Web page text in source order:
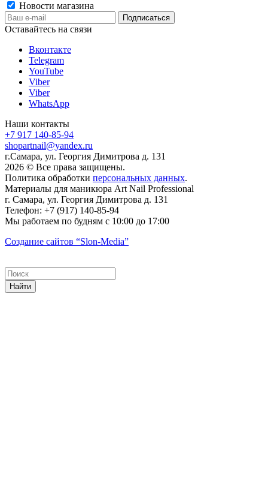
Новости магазина
Оставайтесь на связи
Вконтакте
Telegram
YouTube
Viber
Viber
WhatsApp
Наши контакты
+7 917 140-85-94
shopartnail@yandex.ru
г.Самара, ул. Георгия Димитрова д. 131
2026 © Все права защищены.
Политика обработки персональных данных.
Материалы для маникюра Art Nail Professional
г. Самара, ул. Георгия Димитрова д. 131
Телефон: +7 (917) 140-85-94
Мы работаем по будням с 10:00 до 17:00
Создание сайтов “Slon-Media”
Найти